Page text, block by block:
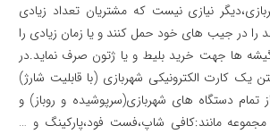
نیازی نیست که مشتریان تعداد زیادی
را در جیب های خود حمل کنند و یا زمان زیادی را
ها جهت خرید بلیط و یا ژتون صرف نماید.در
یک کارت الکترونیکی شهربازی (با قابلیت شارژ)
تمام دستگاه های شهربازی(سرپوشیده و روباز) و
مانند:کافی شاپ،فست فود،پارکینگ و …